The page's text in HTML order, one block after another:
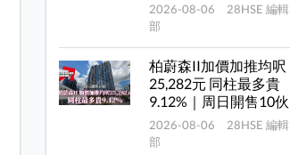
2026-08-06 28HSE 編輯
部
柏蔚森II加價加推均呎
25,282元 同柱最多貴
9.12%｜周日開售10伙
2026-08-06 28HSE 編輯
部